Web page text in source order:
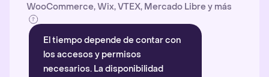
WooCommerce, Wix, VTEX, Mercado Libre y más
El tiempo depende de contar con
los accesos y permisos
necesarios. La disponibilidad